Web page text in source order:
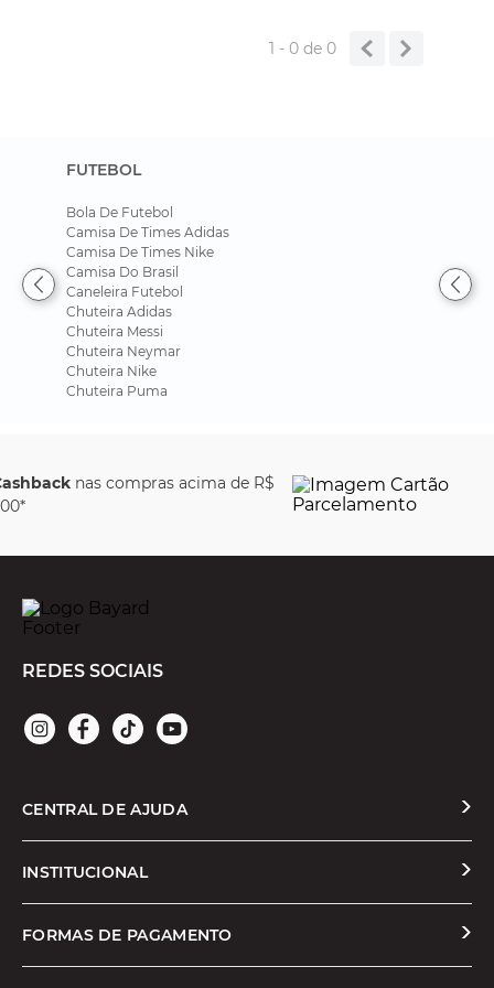
1 - 0de 0
FUTEBOL
Bola De Futebol
Camisa De Times Adidas
Camisa De Times Nike
Camisa Do Brasil
Caneleira Futebol
Chuteira Adidas
Chuteira Messi
Chuteira Neymar
Chuteira Nike
Chuteira Puma
Parcele em até6x sem
juros
REDES SOCIAIS
CENTRAL DE AJUDA
Solicitar Troca ou Devolução
Formas de Pagamento
INSTITUCIONAL
Quem Somos
FORMAS DE PAGAMENTO